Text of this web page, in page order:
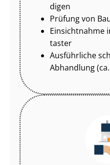
di­gen
Prüfung von
Einsichtnahme
tas­ter
Ausführliche
Abhandlung